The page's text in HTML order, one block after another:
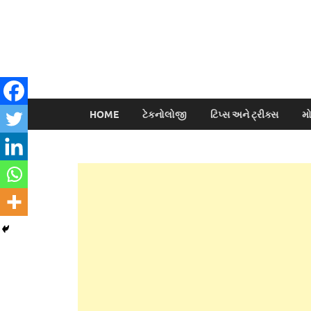
HOME ટેકનોલોજી ટિપ્સ અને ટ્રીક્સ